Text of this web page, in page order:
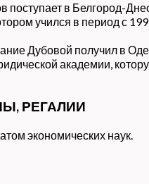
поступает в Белгород-
учился в период с
Дубовой получил в
академии,
РЕГАЛИИ
экономических наук.